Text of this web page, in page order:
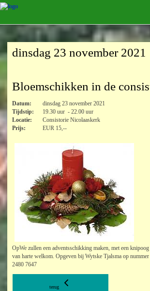
dinsdag 23 november 2021
Bloemschikken in de
Datum:
dinsdag 23 november 2021
Tijdstip:
19.30 uur - 22.00 uur
Locatie:
Consistorie Nicolaaskerk
Prijs:
EUR 15,--
OpWe zullen een adventsschikking maken, met een
van harte welkom. Opgeven bij Wytske Tjalsma op
2480 7647
terug